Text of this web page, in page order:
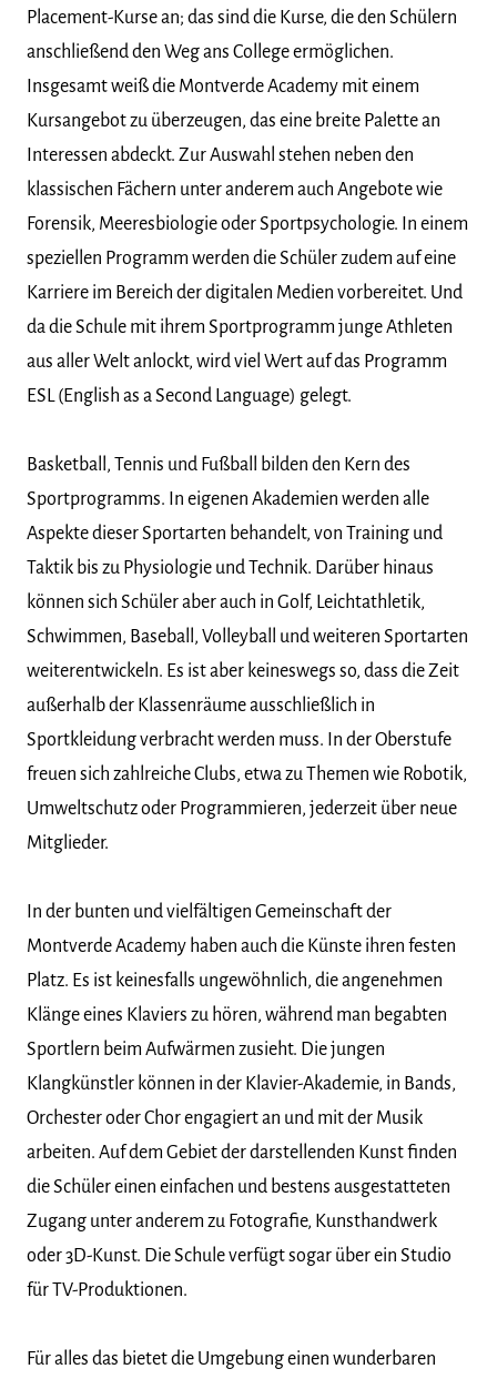
Placement-Kurse an; das sind die Kurse, die den Schülern
anschließend den Weg ans College ermöglichen.
Insgesamt weiß die Montverde Academy mit einem
Kursangebot zu überzeugen, das eine breite Palette an
Interessen abdeckt. Zur Auswahl stehen neben den
klassischen Fächern unter anderem auch Angebote wie
Forensik, Meeresbiologie oder Sportpsychologie. In einem
speziellen Programm werden die Schüler zudem auf eine
Karriere im Bereich der digitalen Medien vorbereitet. Und
da die Schule mit ihrem Sportprogramm junge Athleten
aus aller Welt anlockt, wird viel Wert auf das Programm
ESL (English as a Second Language) gelegt.
Basketball, Tennis und Fußball bilden den Kern des
Sportprogramms. In eigenen Akademien werden alle
Aspekte dieser Sportarten behandelt, von Training und
Taktik bis zu Physiologie und Technik. Darüber hinaus
können sich Schüler aber auch in Golf, Leichtathletik,
Schwimmen, Baseball, Volleyball und weiteren Sportarten
weiterentwickeln. Es ist aber keineswegs so, dass die Zeit
außerhalb der Klassenräume ausschließlich in
Sportkleidung verbracht werden muss. In der Oberstufe
freuen sich zahlreiche Clubs, etwa zu Themen wie Robotik,
Umweltschutz oder Programmieren, jederzeit über neue
Mitglieder.
In der bunten und vielfältigen Gemeinschaft der
Montverde Academy haben auch die Künste ihren festen
Platz. Es ist keinesfalls ungewöhnlich, die angenehmen
Klänge eines Klaviers zu hören, während man begabten
Sportlern beim Aufwärmen zusieht. Die jungen
Klangkünstler können in der Klavier-Akademie, in Bands,
Orchester oder Chor engagiert an und mit der Musik
arbeiten. Auf dem Gebiet der darstellenden Kunst finden
die Schüler einen einfachen und bestens ausgestatteten
Zugang unter anderem zu Fotografie, Kunsthandwerk
oder 3D-Kunst. Die Schule verfügt sogar über ein Studio
für TV-Produktionen.
Für alles das bietet die Umgebung einen wunderbaren